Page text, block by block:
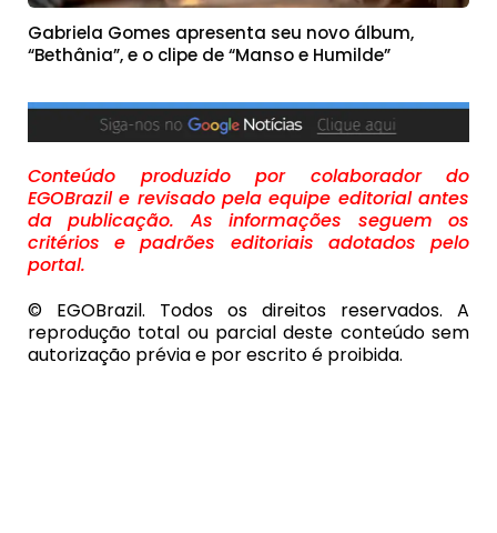
Gabriela Gomes apresenta seu novo álbum,
“Bethânia”, e o clipe de “Manso e Humilde”
Conteúdo produzido por colaborador do
EGOBrazil e revisado pela equipe editorial antes
da publicação. As informações seguem os
critérios e padrões editoriais adotados pelo
portal.
© EGOBrazil. Todos os direitos reservados. A
reprodução total ou parcial deste conteúdo sem
autorização prévia e por escrito é proibida.